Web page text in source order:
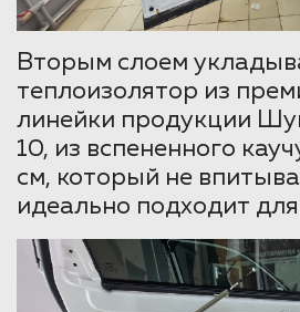
Вторым слоем
теплоизолятор из
линейки продукции
10, из вспененного
см, который не
идеально подходит